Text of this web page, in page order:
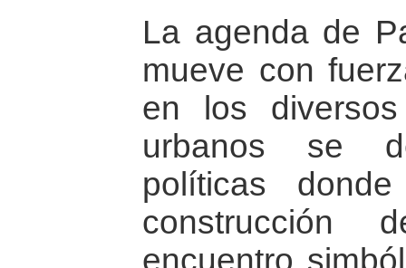
La agenda de
mueve con
en los
urbanos se
políticas
encuentro